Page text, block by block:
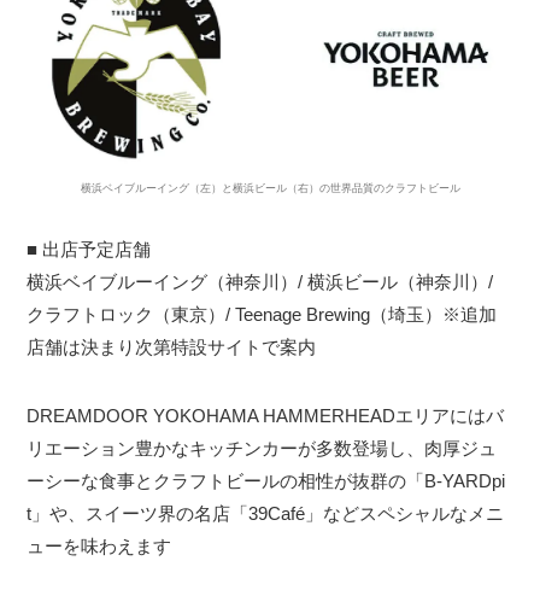
横浜ベイブルーイング（左）と横浜ビール（右）の世界品質のクラフトビール
■ 出店予定店舗
横浜ベイブルーイング（神奈川）/ 横浜ビール（神奈川）/
クラフトロック（東京）/ Teenage Brewing（埼玉）※追加
店舗は決まり次第特設サイトで案内
DREAMDOOR YOKOHAMA HAMMERHEADエリアにはバ
リエーション豊かなキッチンカーが多数登場し、肉厚ジュ
ーシーな食事とクラフトビールの相性が抜群の「B-YARDpi
t」や、スイーツ界の名店「39Café」などスペシャルなメニ
ューを味わえます